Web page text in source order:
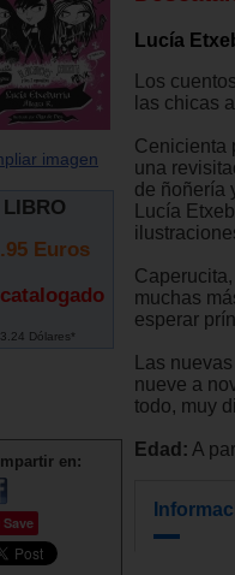
imagen
LIBRO
Euros
Dólares*
en:
Save
Lucía
Los
las chicas
Cenicienta
una
de ñoñería
Lucía
muchas
esperar
Las
nueve a
todo, muy
Edad: A